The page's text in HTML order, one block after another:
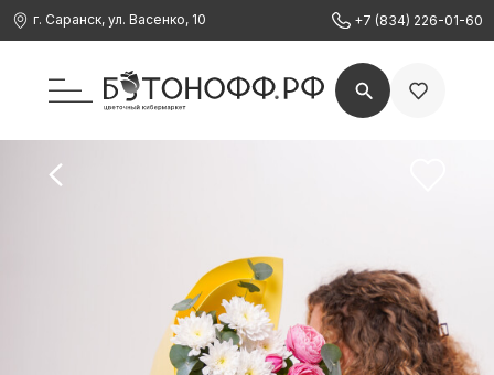
г. Саранск, ул. Васенко, 10 +7 (834) 226-01-60